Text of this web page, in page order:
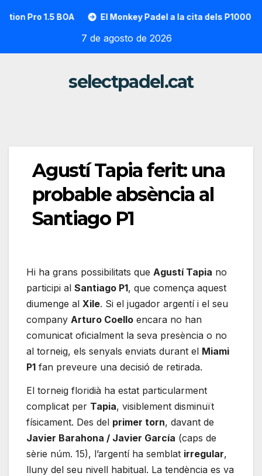
1.5 BOA El Monkey Padel a la cita dels P1000 a partir
7 de agosto de 2026
selectpadel.cat
Agustí Tapia ferit: una
probable absència al
Santiago P1
Hi ha grans possibilitats que Agustí Tapia no
participi al Santiago P1, que comença aquest
diumenge al Xile. Si el jugador argentí i el seu
company Arturo Coello encara no han
comunicat oficialment la seva presència o no
al torneig, els senyals enviats durant el Miami
P1 fan preveure una decisió de retirada.
El torneig floridià ha estat particularment
complicat per Tapia, visiblement disminuït
físicament. Des del primer torn, davant de
Javier Barahona / Javier García (caps de
sèrie núm. 15), l’argentí ha semblat irregular,
lluny del seu nivell habitual. La tendència es va